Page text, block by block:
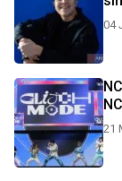
04
21